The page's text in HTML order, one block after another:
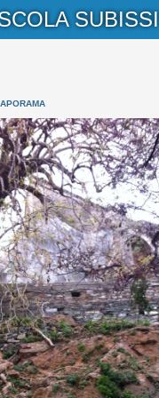
SUBISSI